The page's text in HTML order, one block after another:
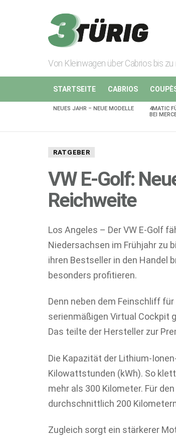
Von Kleinwagen über Cabrios bis
STARTSEITE CABRIOS
AKTUELLES
NEUES JAHR – NEUE MODELLE
4MATIC
BEI
RATGEBER
VW E-Golf:
Reichweite
Los Angeles – Der VW E-Golf
Niedersachsen im Frühjahr zu
ihren Bestseller in den Handel
besonders profitieren.
Denn neben dem Feinschliff
serienmäßigen Virtual Cockpit
Das teilte der Hersteller zur
Die Kapazität der Lithium-
Kilowattstunden (kWh). So
mehr als 300 Kilometer. Für
durchschnittlich 200
Zugleich sorgt ein stärkerer